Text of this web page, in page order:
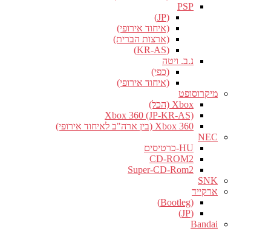
PSP
(JP)
(איחוד אירופי)
(ארצות הברית)
(KR-AS)
נ.ב. ויטה
(כפי)
(איחוד אירופי)
מיקרוסופט
Xbox (הכל)
Xbox 360 (JP-KR-AS)
Xbox 360 (בין ארה"ב לאיחוד אירופי)
NEC
HU-כרטיסים
CD-ROM2
Super-CD-Rom2
SNK
ארקייד
(Bootleg)
(JP)
Bandai